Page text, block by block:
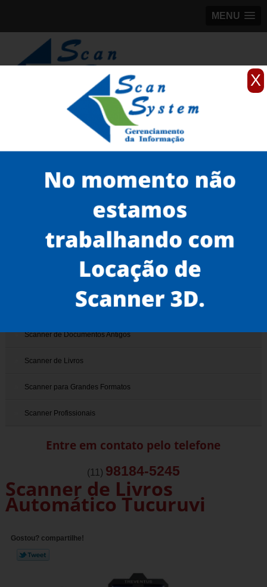
X
MENU
98184-5245
Scanner de livros
scanner para digitalização de livros
scanner de livros automático Tucuruvi
Serviços
Scanner de Documentos
Scanner de Documentos Antigos
Scanner de Livros
Scanner para Grandes Formatos
Scanner Profissionais
Entre em contato pelo telefone
(11) 98184-5245
Scanner de Livros
Automático Tucuruvi
Gostou? compartilhe!